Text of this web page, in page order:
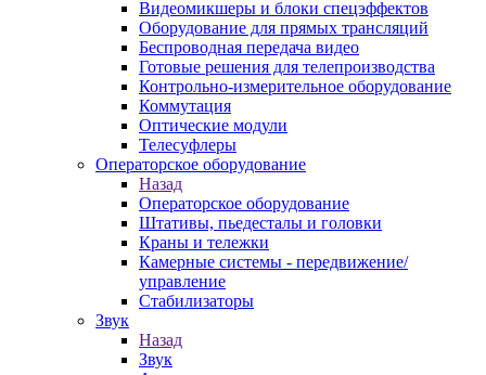
Видеомикшеры и блоки спецэффектов
Оборудование для прямых трансляций
Беспроводная передача видео
Готовые решения для телепроизводства
Контрольно-измерительное оборудование
Коммутация
Оптические модули
Телесуфлеры
Операторское оборудование
Назад
Операторское оборудование
Штативы, пьедесталы и головки
Краны и тележки
Камерные системы - передвижение/
управление
Стабилизаторы
Звук
Назад
Звук